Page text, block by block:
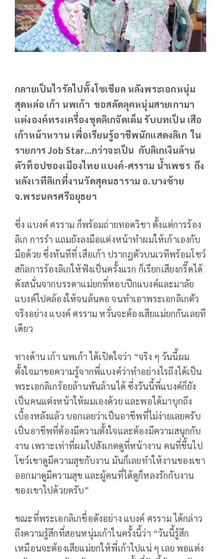
กลายเป็นไวรัลไปทั้งโซเชียล หลังพระเอกหนุ่ม
สุดหล่อ เก้า นพเก้า ขอสลัดลุคหนุ่มสายเกามา
แต่งองค์ทรงเครื่องชุดลิเกจัดเต็ม รับบทเป็น เสือ
เก้าหน้าหวาน เพื่อเรียนรู้อาชีพนักแสดงลิเก ใน
รายการ Job Star…กว่าจะเป็น กับลิเกเงินล้าน
ตัวท็อปของเมืองไทย แบงค์-ศรราม น้ำเพชร ถึง
หลังเวทีลิเกที่งานวัดสุคนธาราม อ.บางซ้าย
จ.พระนครศรีอยุธยา
ซึ่ง แบงค์ ศรราม ก็พร้อมถ่ายทอดวิชา ตั้งแต่การร้อง
ลิเก การรำ แถมยังลงมือแต่งหน้าทำผมให้เก้าเองกับ
มือด้วย ซึ่งทันทีที่ เสือเก้า ปรากฎตัวบนเวทีพร้อมโชว์
สกิลการร้องลิเกให้ฟังเป็นครั้งแรก ก็เรียกเสียงกรี๊ดได้
ดังสนั่นจากบรรดาแม่ยกที่หอบปีกแบงค์และมาลัย
แบงค์ไปคล้องให้จนล้นคอ จนทำเอาพระเอกลิเกตัว
จริงอย่าง แบงค์ ศรราม หวั่นจะต้องเสียแม่ยกกันเลยที
เดียว
ทางด้าน เก้า นพเก้า ได้เปิดใจว่า “จริง ๆ วันนี้ผม
ตั้งใจมาขอความรู้จากพี่แบงค์ว่าทำอย่างไรถึงได้เป็น
พระเอกลิเกร้อยล้านพันล้านได้ ซึ่งวันนี้พี่แบงค์ก็ยัง
เป็นคนแต่งหน้าให้ผมเองด้วย และพอได้มาบุกถึง
เบื้องหลังแล้ว บอกเลยว่าเป็นอาชีพที่ไม่ง่ายเลยครับ
เป็นอาชีพที่ต้องมีความตั้งใจและต้องมีความสนุกกับ
งาน เพราะเท่าที่ผมไปสังเกตดูที่หน้างาน คนที่ขึ้นไป
โชว์เขาดูมีความสุขกับงาน มันก็เลยทำให้งานของเขา
ออกมาดูมีความสุข และผู้คนที่ได้ดูก็หลงรักกับงาน
ของเขาไปด้วยครับ”
ขณะที่พระเอกลิเกชื่อดังอย่าง แบงค์ ศรราม ได้กล่าว
ถึงความรู้สึกที่สอนหนุ่มเก้าในครั้งนี้ว่า “วันนี้รู้สึก
เหมือนจะต้องเสียแม่ยกให้พี่เก้าไปแน่ ๆ เลย พอแต่ง